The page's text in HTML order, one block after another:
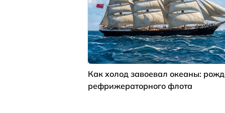
Как холод завоевал океаны:
рефрижераторного флота